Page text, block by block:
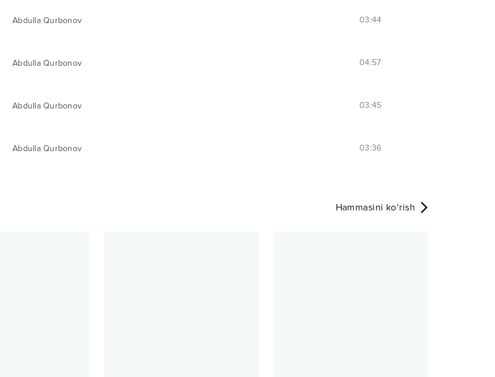
Abdulla Qurbonov 03:44
Abdulla Qurbonov 04:57
Abdulla Qurbonov 03:45
Abdulla Qurbonov 03:36
Hammasini ko‘rish